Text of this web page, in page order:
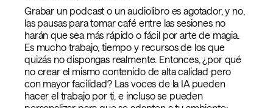
Grabar un podcast o un audiolibro es agotador, y no,
las pausas para tomar café entre las sesiones no
harán que sea más rápido o fácil por arte de magia.
Es mucho trabajo, tiempo y recursos de los que
quizás no dispongas realmente. Entonces, ¿por qué
no crear el mismo contenido de alta calidad pero
con mayor facilidad? Las voces de la IA pueden
hacer el trabajo por ti, e incluso se pueden